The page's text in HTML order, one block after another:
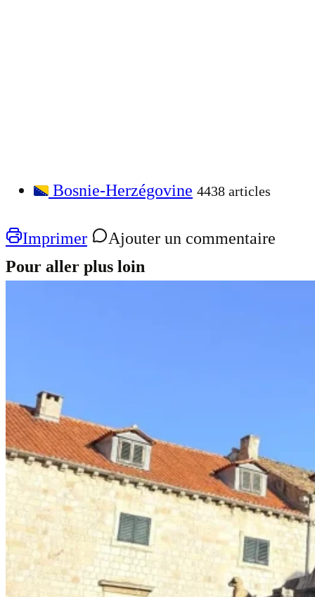
Bosnie-Herzégovine 4438 articles
Imprimer
Ajouter un commentaire
Pour aller plus loin